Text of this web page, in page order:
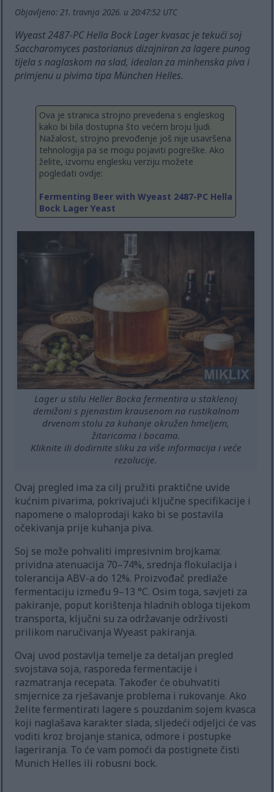
Objavljeno: 21. travnja 2026. u 20:47:52 UTC
Wyeast 2487-PC Hella Bock Lager kvasac je tekući soj
Saccharomyces pastorianus dizajniran za lagere punog
tijela s naglaskom na slad, idealan za minhenska piva i
primjenu u pivima tipa München Helles.
Ova je stranica strojno prevedena s engleskog
kako bi bila dostupna što većem broju ljudi.
Nažalost, strojno prevođenje još nije usavršena
tehnologija pa se mogu pojaviti pogreške. Ako
želite, izvornu englesku verziju možete
pogledati ovdje:
Fermenting Beer with Wyeast 2487-PC Hella
Bock Lager Yeast
Lager u stilu Heller Bocka fermentira u staklenoj
demižoni s pjenastim krausenom na rustikalnom
drvenom stolu za kuhanje okružen hmeljem,
žitaricama i bocama.
Kliknite ili dodirnite sliku za više informacija i veće
rezolucije.
Ovaj pregled ima za cilj pružiti praktične uvide
kućnim pivarima, pokrivajući ključne specifikacije i
napomene o maloprodaji kako bi se postavila
očekivanja prije kuhanja piva.
Soj se može pohvaliti impresivnim brojkama:
prividna atenuacija 70–74%, srednja flokulacija i
tolerancija ABV-a do 12%. Proizvođač predlaže
fermentaciju između 9–13 °C. Osim toga, savjeti za
pakiranje, poput korištenja hladnih obloga tijekom
transporta, ključni su za održavanje održivosti
prilikom naručivanja Wyeast pakiranja.
Ovaj uvod postavlja temelje za detaljan pregled
svojstava soja, rasporeda fermentacije i
razmatranja recepata. Također će obuhvatiti
smjernice za rješavanje problema i rukovanje. Ako
želite fermentirati lagere s pouzdanim sojem kvasca
koji naglašava karakter slada, sljedeći odjeljci će vas
voditi kroz brojanje stanica, odmore i postupke
lageriranja. To će vam pomoći da postignete čisti
Munich Helles ili robusni bock.